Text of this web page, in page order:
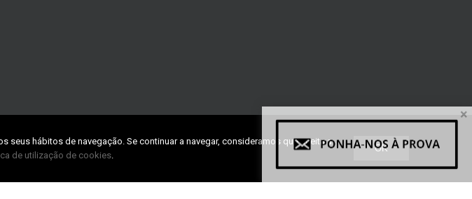
CONTACTS
TABpark – Zona Industrial da Taboeira, Lote 27, Fração H1
×
hábitos de navegação. Se continuar a navegar, consideramos que aceita a
de utilização de cookies.
OK